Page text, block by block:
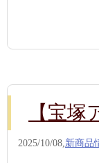
【宝
2025/10/08, 新商品